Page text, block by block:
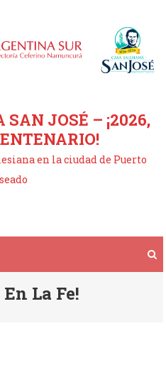
JOSÉ – ¡2026,
en la ciudad de Puerto
La Fe!